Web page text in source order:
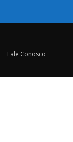
Fale Conosco